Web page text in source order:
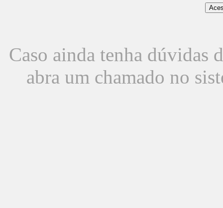
Caso ainda tenha dúvidas
abra um chamado no